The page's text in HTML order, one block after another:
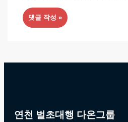
연천 벌초대행 다온그룹